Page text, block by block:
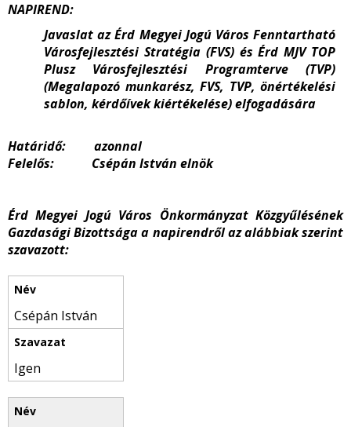
NAPIREND:
Javaslat az Érd Megyei Jogú Város Fenntartható
Városfejlesztési Stratégia (FVS) és Érd MJV TOP
Plusz Városfejlesztési Programterve (TVP)
(Megalapozó munkarész, FVS, TVP, önértékelési
sablon, kérdőívek kiértékelése) elfogadására
Határidő: azonnal
Felelős: Csépán István elnök
Érd Megyei Jogú Város Önkormányzat Közgyűlésének
Gazdasági Bizottsága a napirendről az alábbiak szerint
szavazott:
Csépán István
Igen